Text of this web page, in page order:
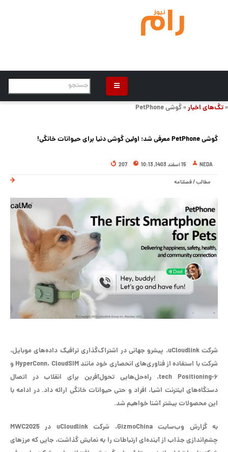
»تگ‌های اخبار» گوشی PetPhone
گوشی PetPhone معرفی شد؛ اولین گوشی دنیا برای حیوانات خانگی!
NEDA 15 اسفند 1403, 10:13 207
مطالب/فصلنامه
شرکت uCloudlink، پیشرو جهانی در اشتراک‌گذاری ترافیک داده‌های موبایل،
شرکت با استفاده از فناوری‌های انحصاری خود مانند HyperConn، CloudSIM و
۶-tech Positioning، راه‌حل‌هایی تحول‌آفرین برای انقلاب در اتصال
دستگاه‌های اینترنت اشیا، افراد و حتی حیوانات خانگی ارائه داد. در ادامه با
این محصولات بیشتر آشنا خواهیم شد.
به گزارش وب‌سایت GizmoChina، شرکت uCloudlink در MWC2025
چشم‌اندازی جذاب از آینده‌ای ارتباطات را به نمایش گذاشت، جایی که مرزهای